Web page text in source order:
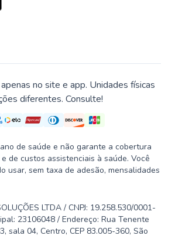
no site e app. Unidades físicas
diferentes. Consulte!
de saúde e não garante a cobertura
de custos assistenciais à saúde. Você
usar, sem taxa de adesão, mensalidades
LTDA / CNPJ: 19.258.530/0001-
23106048 / Endereço: Rua Tenente
sala 04, Centro, CEP 83.005-360, São